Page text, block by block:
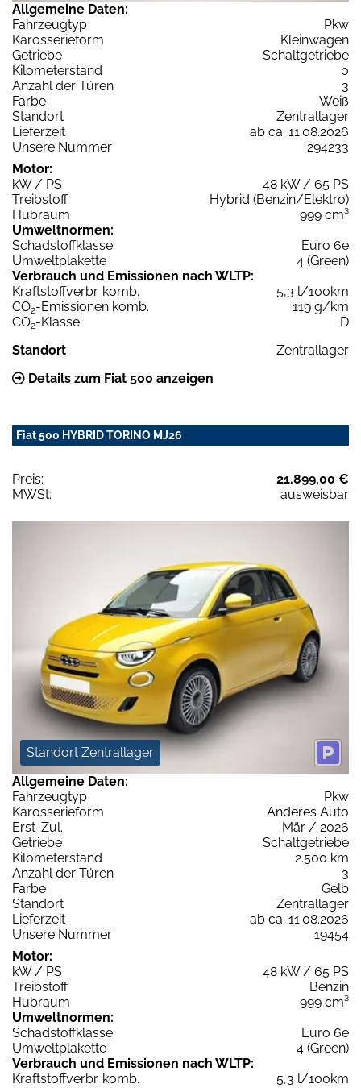
Allgemeine Daten:
Fahrzeugtyp
Pkw
Karosserieform
Kleinwagen
Getriebe
Schaltgetriebe
Kilometerstand
0
Anzahl der Türen
3
Farbe
Weiß
Standort
Zentrallager
Lieferzeit
ab ca. 11.08.2026
Unsere Nummer
294233
Motor:
kW / PS
48 kW / 65 PS
Treibstoff
Hybrid (Benzin/Elektro)
Hubraum
999 cm³
Umweltnormen:
Schadstoffklasse
Euro 6e
Umweltplakette
4 (Green)
Verbrauch und Emissionen nach WLTP:
Kraftstoffverbr. komb.
5,3 l/100km
CO2-Emissionen komb.
119 g/km
CO2-Klasse
D
Standort
Zentrallager
Details zum Fiat 500 anzeigen
Fiat 500 HYBRID TORINO MJ26
Preis:
21.899,00 €
MWSt:
ausweisbar
Standort Zentrallager
Allgemeine Daten:
Fahrzeugtyp
Pkw
Karosserieform
Anderes Auto
Erst-Zul.
Mär / 2026
Getriebe
Schaltgetriebe
Kilometerstand
2.500 km
Anzahl der Türen
3
Farbe
Gelb
Standort
Zentrallager
Lieferzeit
ab ca. 11.08.2026
Unsere Nummer
19454
Motor:
kW / PS
48 kW / 65 PS
Treibstoff
Benzin
Hubraum
999 cm³
Umweltnormen:
Schadstoffklasse
Euro 6e
Umweltplakette
4 (Green)
Verbrauch und Emissionen nach WLTP:
Kraftstoffverbr. komb.
5,3 l/100km